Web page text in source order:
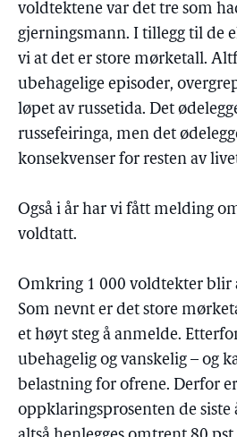
voldtektene var det tre som
gjerningsmann. I tillegg til de
vi at det er store mørketall.
ubehagelige episoder,
løpet av russetida. Det
russefeiringa, men det
konsekvenser for resten av
Også i år har vi fått melding
voldtatt.
Omkring 1 000 voldtekter blir
Som nevnt er det store
et høyt steg å anmelde.
ubehagelig og vanskelig – og
belastning for ofrene. Derfor
oppklaringsprosenten de siste